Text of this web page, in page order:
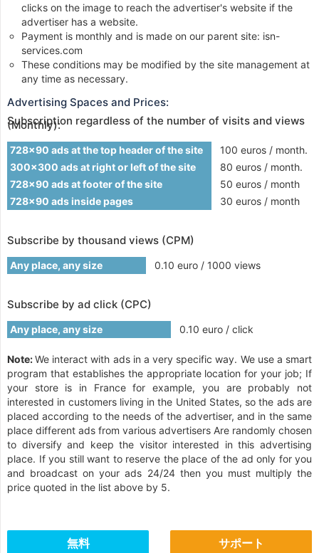
clicks on the image to reach the advertiser's website if the
advertiser has a website.
Payment is monthly and is made on our parent site: isn-
services.com
These conditions may be modified by the site management at
any time as necessary.
Advertising Spaces and Prices:
Subscription regardless of the number of visits and views
(Monthly):
728x90 ads at the top header of the site
100 euros / month.
300x300 ads at right or left of the site
80 euros / month.
728x90 ads at footer of the site
50 euros / month
728x90 ads inside pages
30 euros / month
Subscribe by thousand views (CPM)
Any place, any size 0.10 euro / 1000 views
Subscribe by ad click (CPC)
Any place, any size 0.10 euro / click
Note:We interact with ads in a very specific way. We use a smart
program that establishes the appropriate location for your job; If
your store is in France for example, you are probably not
interested in customers living in the United States, so the ads are
placed according to the needs of the advertiser, and in the same
place different ads from various advertisers Are randomly chosen
to diversify and keep the visitor interested in this advertising
place. If you still want to reserve the place of the ad only for you
and broadcast on your ads 24/24 then you must multiply the
price quoted in the list above by 5.
無料 サポート